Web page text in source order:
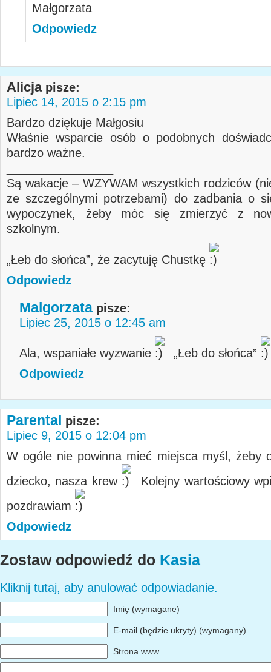
Małgorzata
Odpowiedz
Alicja pisze:
Lipiec 14, 2015 o 2:15 pm
Bardzo dziękuje Małgosiu
Właśnie wsparcie osób o podobnych
bardzo ważne.
Są wakacje – WZYWAM wszystkich rodziców
ze szczególnymi potrzebami) do zadbania o
wypoczynek, żeby móc się zmierzyć z
szkolnym.
„Łeb do słońca”, że zacytuję Chustkę
Odpowiedz
Malgorzata pisze:
Lipiec 25, 2015 o 12:45 am
Ala, wspaniałe wyzwanie
„Łeb do słońca”
Odpowiedz
Parental pisze:
Lipiec 9, 2015 o 12:04 pm
W ogóle nie powinna mieć miejsca myśl, żeby
dziecko, nasza krew
Kolejny wartościowy
pozdrawiam
Odpowiedz
Zostaw odpowiedź do Kasia
Kliknij tutaj, aby anulować odpowiadanie.
Imię (wymagane)
E-mail (będzie ukryty) (wymagany)
Strona www